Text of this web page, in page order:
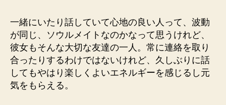
一緒にいたり話していて心地の良い人って、波動
が同じ、ソウルメイトなのかなって思うけれど、
彼女もそんな大切な友達の一人。常に連絡を取り
合ったりするわけではないけれど、久しぶりに話
してもやはり楽しくよいエネルギーを感じるし元
気をもらえる。